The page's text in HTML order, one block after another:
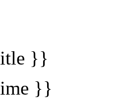
}}
}}